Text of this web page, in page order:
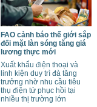
FAO cảnh báo thế giới sắp
đối mặt làn sóng tăng giá
lương thực mới
Xuất khẩu điện thoại và
linh kiện duy trì đà tăng
trưởng nhờ nhu cầu tiêu
thụ điện tử phục hồi tại
nhiều thị trường lớn